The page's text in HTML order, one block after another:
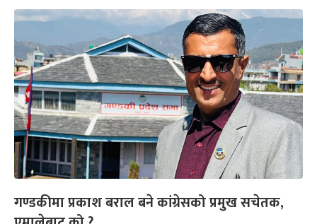
गण्डकीमा प्रकाश बराल बने कांग्रेसको प्रमुख सचेतक,